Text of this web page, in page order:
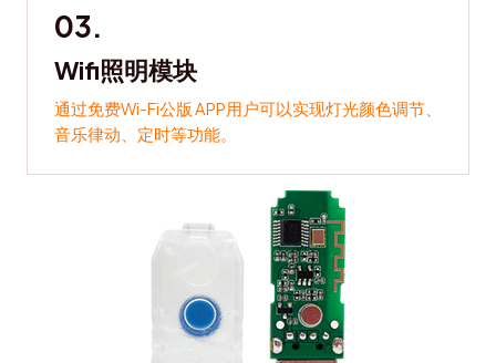
03.
Wifi照明模块
通过免费Wi-Fi公版 APP用户可以实现灯光颜色调节、
音乐律动、定时等功能。